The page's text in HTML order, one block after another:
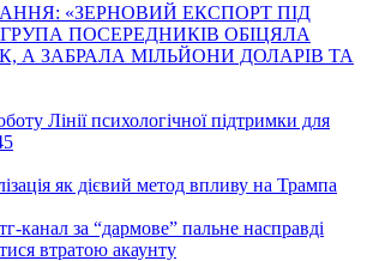
«ЗЕРНОВИЙ ЕКСПОРТ ПІД
ПОСЕРЕДНИКІВ ОБІЦЯЛА
А ЗАБРАЛА МІЛЬЙОНИ ДОЛАРІВ ТА
Лінії психологічної підтримки для
як дієвий метод впливу на Трампа
канал за “дармове” пальне насправді
втратою акаунту